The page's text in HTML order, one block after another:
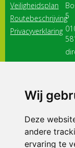
Wij
Deze
andere
ervaring te
Veiligheidsplan
Routebeschrijving
Privacyverklaring
5